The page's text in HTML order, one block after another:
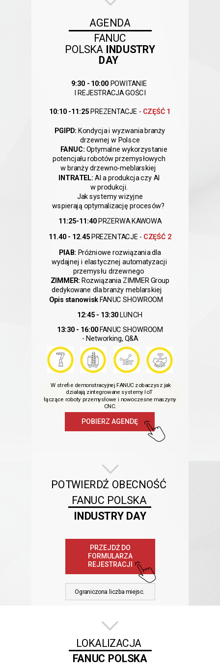
POTWIERDŹ OBECNOŚĆ
FANUC POLSKA
INDUSTRY DAY
AGENDA
FANUC
POLSKA
INDUSTRY
DAY
W strefie demonstracyjnej FANUC zobaczysz jak
działają zintegrowane systemy IoT
łączące roboty przemysłowe i nowoczesne maszyny
CNC.
PRZEJDŹ DO
FORMULARZA
REJESTRACJI
POBIERZ AGENDĘ
LOKALIZACJA
FANUC POLSKA
Ograniczona liczba miejsc.
9:30 - 10:00 POWITANIE
I REJESTRACJA GOŚCI
10:10 -11:25 PREZENTACJE - CZĘŚĆ 1
PGIPD: Kondycja i wyzwania branży
drzewnej w Polsce
FANUC: Optymalne wykorzystanie
potencjału robotów przemysłowych
w branży drzewno-meblarskiej
INTRATEL:AI a produkcja czy AI
w produkcji.
Jak systemy wizyjne
wspierająoptymalizację procesów?
11:25-11:40 PRZERWA KAWOWA
11.40 - 12.45PREZENTACJE - CZĘŚĆ 2
PIAB: Próżniowe rozwiązania dla
wydajnej i elastycznej automatyzacji
przemysłu drzewnego
ZIMMER: Rozwiązania ZIMMER Group
dedykowane dla branży meblarskiej
Opis stanowiskFANUC SHOWROOM
12:45 - 13:30LUNCH
13:30 - 16:00 FANUC SHOWROOM
- Networking, Q&A